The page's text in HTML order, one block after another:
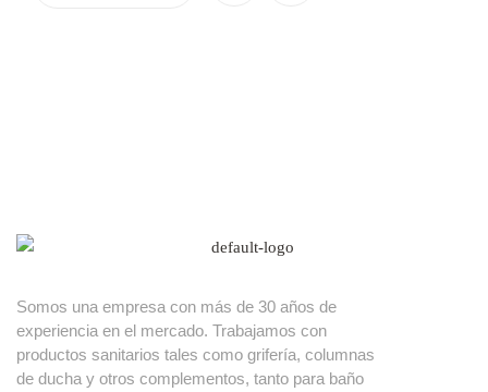
Somos una empresa con más de 30 años de
experiencia en el mercado. Trabajamos con
productos sanitarios tales como grifería, columnas
de ducha y otros complementos, tanto para baño